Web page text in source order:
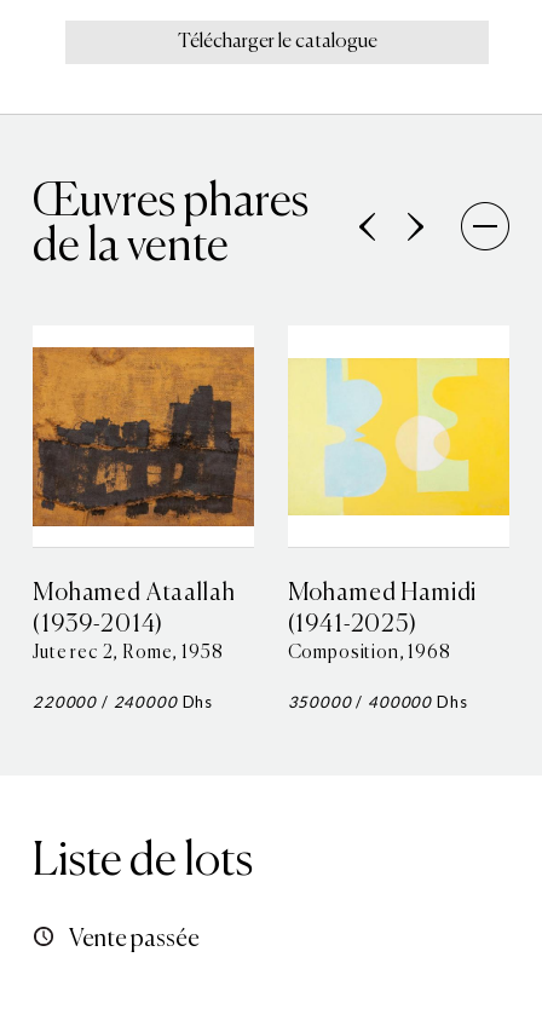
Télécharger le catalogue
Œuvres phares
de la vente
Mohamed Ataallah
(1939-2014)
Jute rec 2, Rome, 1958
220000 / 240000Dhs
Mohamed Hamidi
(1941-2025)
Composition, 1968
350000/ 400000 Dhs
Liste de lots
Vente passée